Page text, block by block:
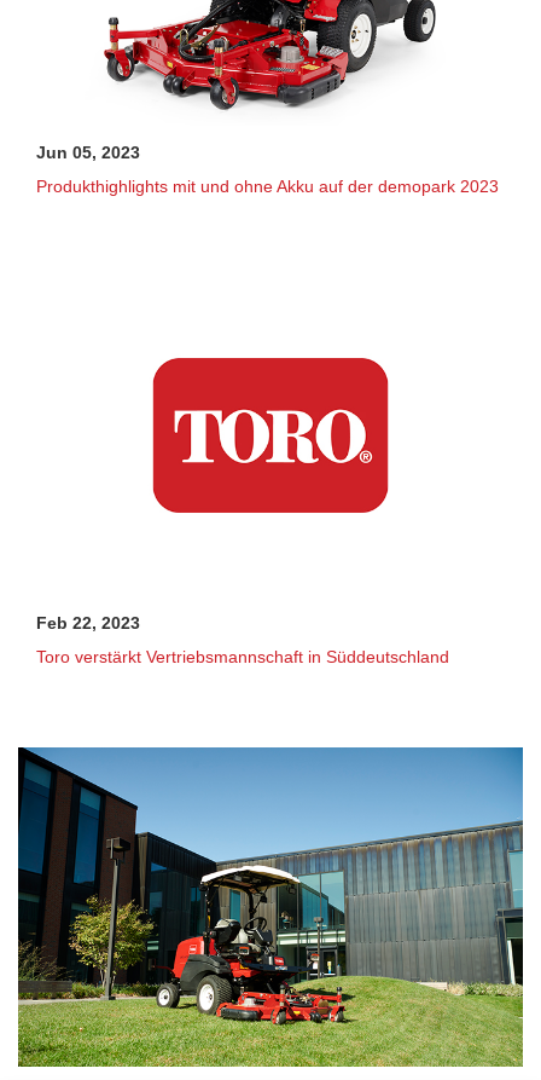
Jun 05, 2023
Produkthighlights mit und ohne Akku auf der demopark 2023
Feb 22, 2023
Toro verstärkt Vertriebsmannschaft in Süddeutschland